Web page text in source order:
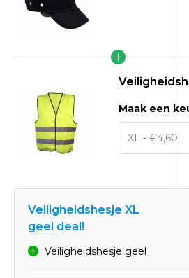
Maak een
Veiligheidshesje XL
geel deal!
Veiligheidshesje geel